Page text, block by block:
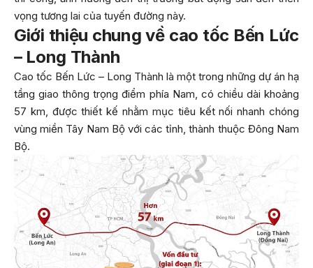
vọng tương lai của tuyến đường này.
Giới thiệu chung về cao tốc Bến Lức
– Long Thành
Cao tốc Bến Lức – Long Thành là một trong những dự án hạ
tầng giao thông trọng điểm phía Nam, có chiều dài khoảng
57 km, được thiết kế nhằm mục tiêu kết nối nhanh chóng
vùng miền Tây Nam Bộ với các tỉnh, thành thuộc Đông Nam
Bộ.